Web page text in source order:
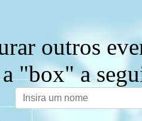
outros
"box" a